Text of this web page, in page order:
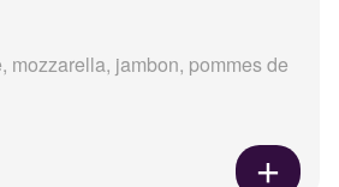
mozzarella, jambon, pommes de